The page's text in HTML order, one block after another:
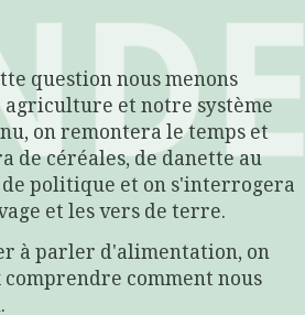
question nous menons
et notre système
on remontera le temps et
de céréales, de danette au
de politique et on s'interrogera
et les vers de terre.
à parler d'alimentation, on
comment nous